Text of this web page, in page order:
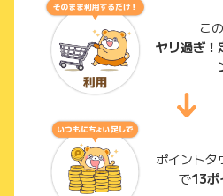
こ
ヤリ過ぎ！
ポイントタ
で13ポ